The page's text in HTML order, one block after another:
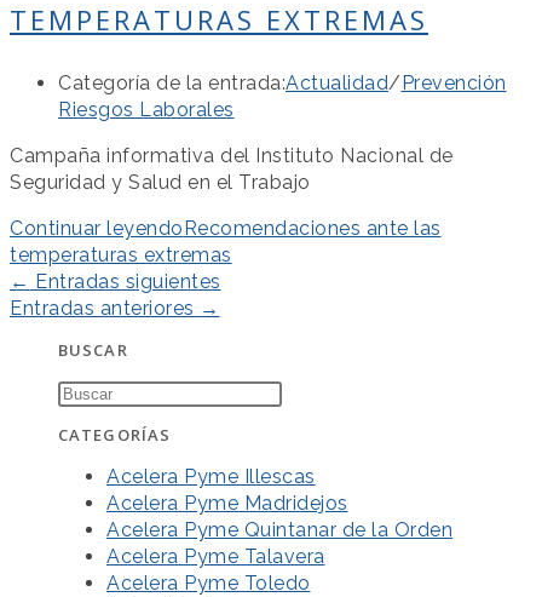
TEMPERATURAS EXTREMAS
Categoría de la entrada:Actualidad/Prevención
Riesgos Laborales
Campaña informativa del Instituto Nacional de
Seguridad y Salud en el Trabajo
Continuar leyendoRecomendaciones ante las
temperaturas extremas
← Entradas siguientes
Entradas anteriores →
BUSCAR
CATEGORÍAS
Acelera Pyme Illescas
Acelera Pyme Madridejos
Acelera Pyme Quintanar de la Orden
Acelera Pyme Talavera
Acelera Pyme Toledo